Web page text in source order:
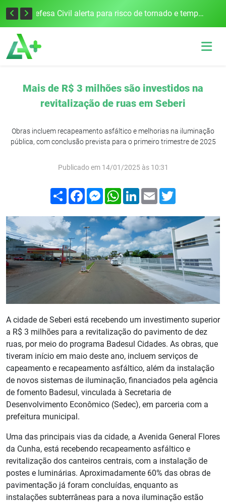
Justiça Eleitoral intensifica preparativos e faz alertas para as Eleições 2026 na 94ª Zona Eleitoral Defesa Civil alerta para risco de tornado e tempestades severas no RS entre esta quinta e sexta-feira
Mais de R$ 3 milhões são investidos na
revitalização de ruas em Seberi
Obras incluem recapeamento asfáltico e melhorias na iluminação
pública, com conclusão prevista para o primeiro trimestre de 2025
Publicado em 14/01/2025 às 10:31
Compartilhar
FacebookMessenger
WhatsApp
LinkedIn
Email
A cidade de Seberi está recebendo um investimento superior
a R$ 3 milhões para a revitalização do pavimento de dez
ruas, por meio do programa Badesul Cidades. As obras, que
tiveram início em maio deste ano, incluem serviços de
capeamento e recapeamento asfáltico, além da instalação
de novos sistemas de iluminação, financiados pela agência
de fomento Badesul, vinculada à Secretaria de
Desenvolvimento Econômico (Sedec), em parceria com a
prefeitura municipal.
Uma das principais vias da cidade, a Avenida General Flores
da Cunha, está recebendo recapeamento asfáltico e
revitalização dos canteiros centrais, com a instalação de
postes e luminárias. Aproximadamente 60% das obras de
pavimentação já foram concluídas, enquanto as
instalações subterrâneas para a nova iluminação estão